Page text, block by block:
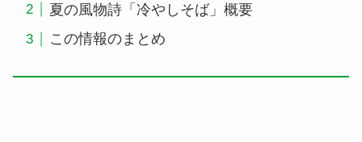
夏の風物詩「冷やしそば」概要
この情報のまとめ